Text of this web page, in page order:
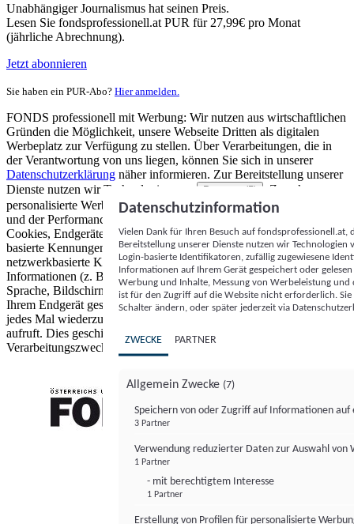
Unabhängiger Journalismus hat seinen Preis.
Lesen Sie fondsprofessionell.at PUR für 27,99€ pro Monat
(jährliche Abrechnung).
Jetzt abonnieren
Sie haben ein PUR-Abo? Hier anmelden.
FONDS professionell mit Werbung: Wir nutzen aus wirtschaftlichen
Gründen die Möglichkeit, unsere Webseite Dritten als digitalen
Werbeplatz zur Verfügung zu stellen. Über Verarbeitungen, die in
der Verantwortung von uns liegen, können Sie sich in unserer
Datenschutzerklärung näher informieren. Zur Bereitstellung unserer
Dienste nutzen wir Technologien von
Partnern (5)
. Zwecke:
personalisierte Werbung und Inhalte, Messung von Werbeleistung
und der Performance von Inhalten sowie Zielgruppenforschung.
Cookies, Endgeräte- oder ähnliche Online-Kennungen (z. B. login-
basierte Kennungen, zufällig generierte Kennungen,
netzwerkbasierte Kennungen) können zusammen mit anderen
Informationen (z. B. Browsertyp und Browserinformationen,
Sprache, Bildschirmgröße, unterstützte Technologien usw.) auf
Ihrem Endgerät gespeichert oder von dort ausgelesen werden, um es
jedes Mal wiederzuerkennen, wenn es eine App oder einer Webseite
aufruft. Dies geschieht für einen oder mehrere der hier aufgeführten
Verarbeitungszwecke.
Datenschutzinformation
Vielen Dank für Ihren Besuch auf
Bereitstellung unserer Dienste nutzen wir Technologien
Login-basierte Identifikatoren, zufällig zugewiesene
Informationen auf Ihrem Gerät gespeichert oder
Werbung und Inhalte, Messung von Werbeleistung
ist für den Zugriff auf die Website nicht erforderlich.
Schalter ändern, oder später jederzeit via
ZWECKE PARTNER
Allgemein Zwecke (7)
Speichern von oder Zugriff auf Informationen auf
3 Partner
Verwendung reduzierter Daten zur Auswahl von
1 Partner
- mit berechtigtem Interesse
1 Partner
Erstellung von Profilen für personalisierte
FONDS professionell